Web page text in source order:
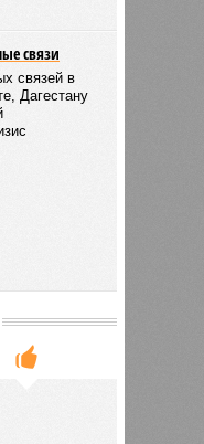
связи
связей в
Дагестану